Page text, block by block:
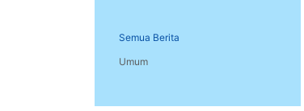
Semua Berita
Umum